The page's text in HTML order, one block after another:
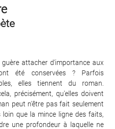
attacher d'importance aux
été conservées ? Parfois
elles tiennent du roman.
précisément, qu'elles doivent
peut n'être pas fait seulement
que la mince ligne des faits,
une profondeur à laquelle ne